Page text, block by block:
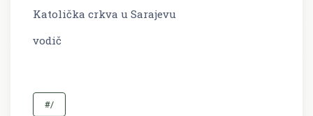
Katolička crkva u Sarajevu
vodič
#/